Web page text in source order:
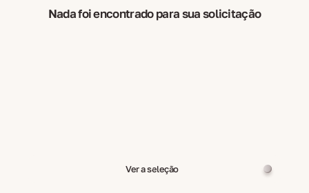
Nada foi encontrado para sua solicitação
Ver a seleção